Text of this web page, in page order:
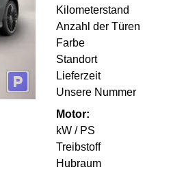
Kilometerstand
Anzahl der Türen
Farbe
Standort
Lieferzeit
Unsere Nummer
Motor:
kW / PS
Treibstoff
Hubraum